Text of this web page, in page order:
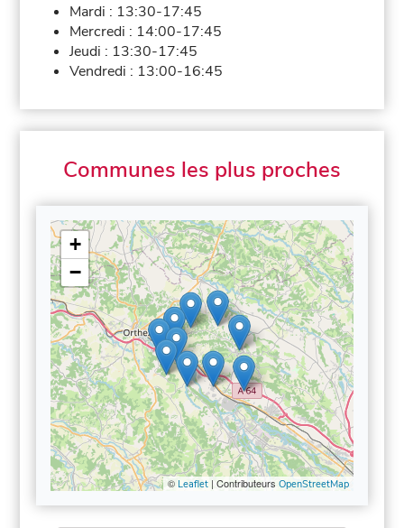
Mardi : 13:30-17:45
Mercredi : 14:00-17:45
Jeudi : 13:30-17:45
Vendredi : 13:00-16:45
Communes les plus proches
+
−
© Leaflet| Contributeurs OpenStreetMap